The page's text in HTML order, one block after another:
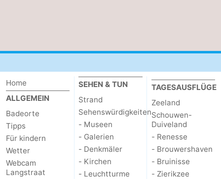
Home
ALLGEMEIN
Badeorte
Tipps
Für kindern
Wetter
Webcam
Langstraat
SEHEN & TUN
Strand
Sehenswürdigkeiten
- Museen
- Galerien
- Denkmäler
- Kirchen
- Leuchtturme
TAGESAUSFLÜGE
Zeeland
Schouwen-
Duiveland
- Renesse
- Brouwershaven
- Bruinisse
- Zierikzee